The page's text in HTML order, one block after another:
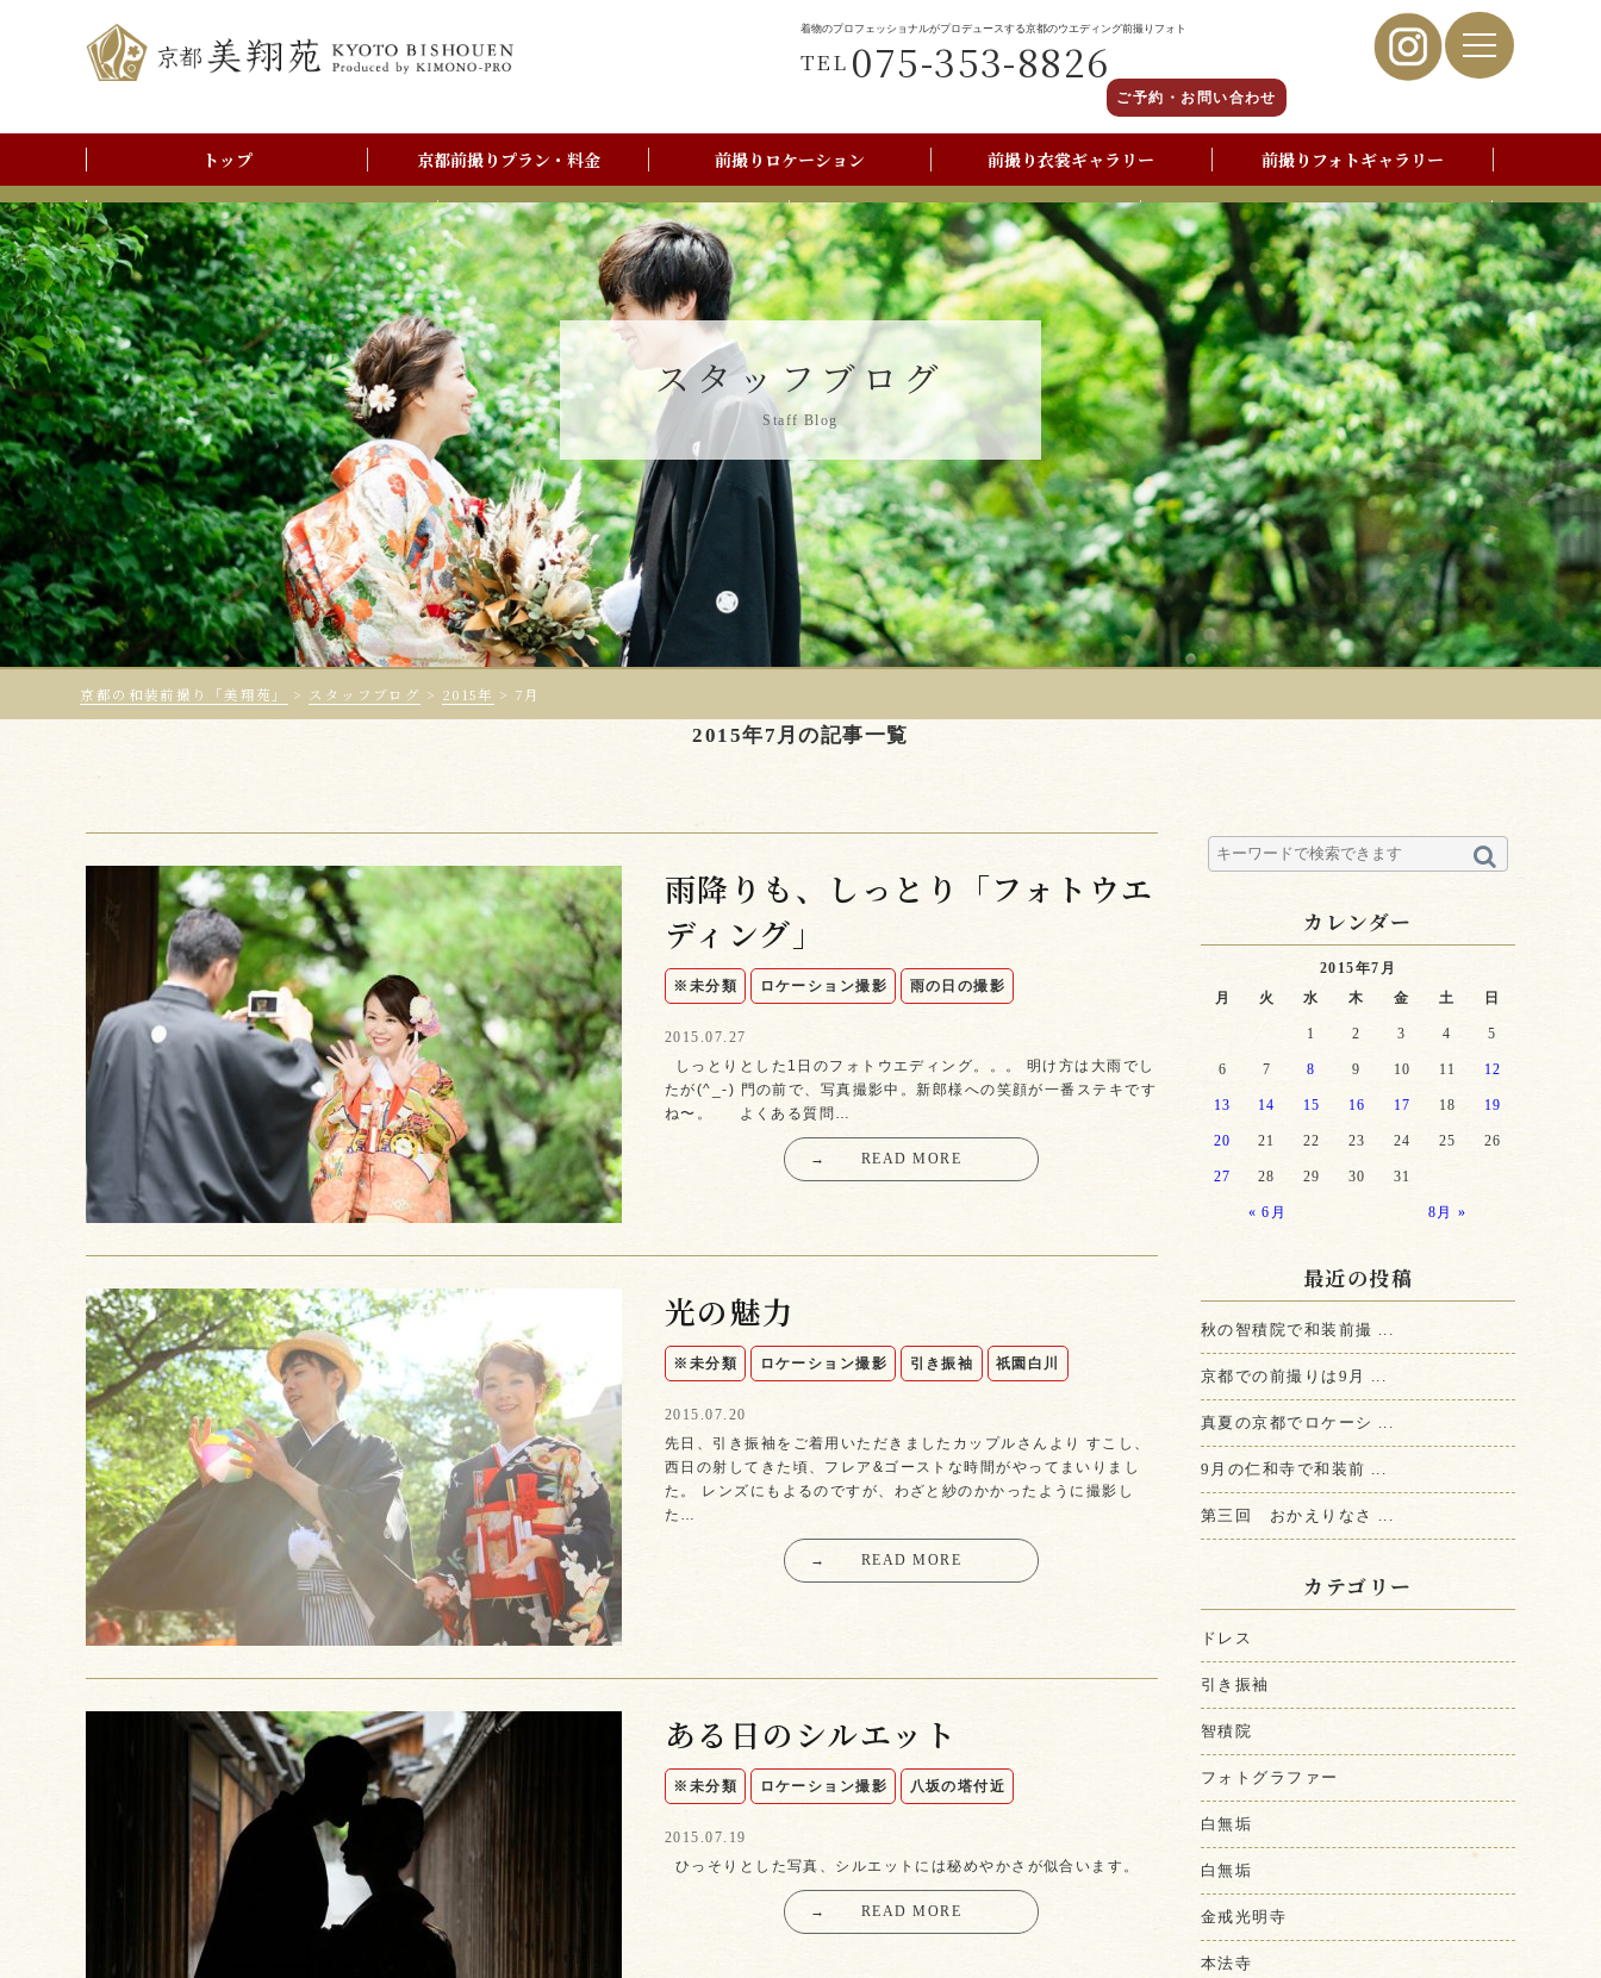
着物のプロフェッショナルがプロデュースする京都のウエディング前撮りフォト
TEL 075-353-8826
ご予約・お問い合わせ
トップ 京都前撮りプラン・料金 前撮りロケーション 前撮り衣裳ギャラリー 前撮りフォトギャラリー
前撮りアルバム 前撮りご利用の流れ 京都美翔苑店舗情報 写真撮影よくあるご質問
スタッフブログ
Staff Blog
京都の和装前撮り「美翔苑」 > スタッフブログ > 2015年 > 7月
2015年7月の記事一覧
雨降りも、しっとり「フォトウエ
ディング」
※未分類 ロケーション撮影 雨の日の撮影
2015.07.27
しっとりとした1日のフォトウエディング。。。 明け方は大雨でし
たが(^_-) 門の前で、写真撮影中。新郎様への笑顔が一番ステキです
ね〜。 よくある質問…
→ READ MORE
光の魅力
※未分類 ロケーション撮影 引き振袖 祇園白川
2015.07.20
先日、引き振袖をご着用いただきましたカップルさんより すこし、
西日の射してきた頃、フレア&ゴーストな時間がやってまいりまし
た。 レンズにもよるのですが、わざと紗のかかったように撮影し
た…
→ READ MORE
ある日のシルエット
※未分類 ロケーション撮影 八坂の塔付近
2015.07.19
ひっそりとした写真、シルエットには秘めやかさが似合います。
→ READ MORE
カレンダー
2015年7月
月
火 水 木 金 土 日
« 6月 8月 »
1 2 3 4 5
6 7 8 9 10 11 12
13 14 15 16 17 18 19
20 21 22 23 24 25 26
27 28 29 30 31
最近の投稿
秋の智積院で和装前撮 ...
京都での前撮りは9月 ...
真夏の京都でロケーシ ...
9月の仁和寺で和装前 ...
第三回 おかえりなさ ...
カテゴリー
ドレス
引き振袖
智積院
フォトグラファー
白無垢
白無垢
金戒光明寺
本法寺